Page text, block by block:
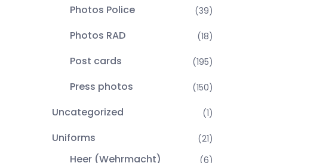
Photos Police (39)
Photos RAD (18)
Post cards (195)
Press photos (150)
Uncategorized (1)
Uniforms (21)
Heer (Wehrmacht) (6)